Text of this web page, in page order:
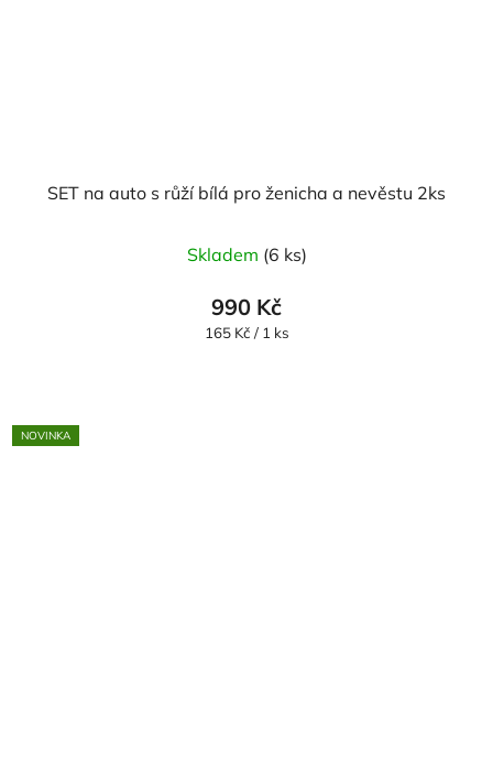
SET na auto s růží bílá pro ženicha a nevěstu 2ks
hodnocení
produktu
je
Skladem (6 ks)
990 Kč
Měrná
165 Kč / 1 ks
NOVINKA